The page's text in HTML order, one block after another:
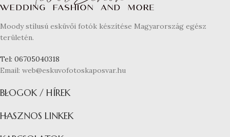
Moody stílusú esküvői fotók készítése Magyarország egész
területén.
Tel: 06705040318
Email: web@eskuvofotoskaposvar.hu
BLOGOK / HÍREK
HASZNOS LINKEK